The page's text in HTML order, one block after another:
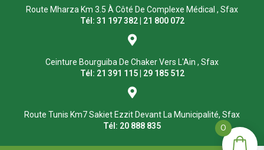
Route Mharza Km 3.5 À Côté De Complexe Médical , Sfax
Tél: 31 197 382 | 21 800 072
Ceinture Bourguiba De Chaker Vers L'Ain , Sfax
Tél: 21 391 115 | 29 185 512
Route Tunis Km7 Sakiet Ezzit Devant La Municipalité, Sfax
Tél: 20 888 835
0